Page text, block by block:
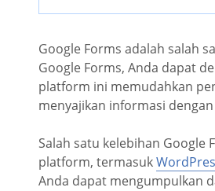
Google Forms adalah salah
Google Forms, Anda dapat
platform ini memudahkan
menyajikan informasi
Salah satu kelebihan
platform, termasuk
Anda dapat mengumpulkan